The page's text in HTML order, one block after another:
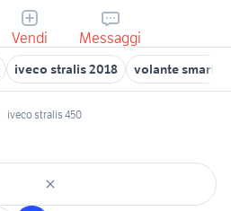
Vendi Messaggi
iveco stralis 2018 volante smart
iveco stralis 450